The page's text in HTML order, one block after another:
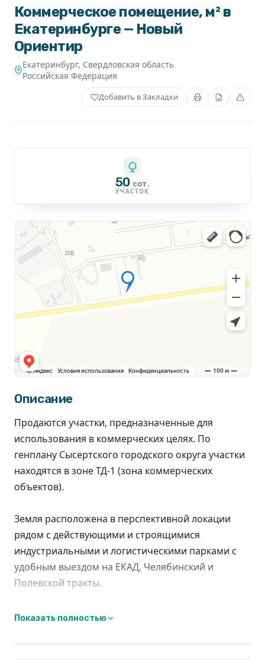
Коммерческое помещение, м² в
Екатеринбурге — Новый
Ориентир
Екатеринбург, Свердловская область
Российская Федерация
Добавить в Закладки
50 сот.
УЧАСТОК
Описание
Продаются участки, предназначенные для
использования в коммерческих целях. По
генплану Сысертского городского округа участки
находятся в зоне ТД-1 (зона коммерческих
объектов).
Земля расположена в перспективной локации
рядом с действующими и строящимися
индустриальными и логистическими парками с
удобным выездом на ЕКАД, Челябинский и
Полевской тракты.
Согласно ЕГРН категория земель - земли
Показать полностью